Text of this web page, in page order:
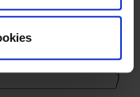
og
dem, eller som
tjenester.